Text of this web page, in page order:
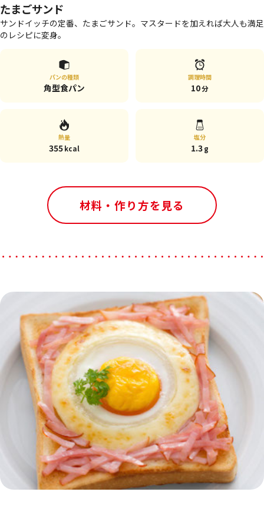
たまごサンド
サンドイッチの定番、たまごサンド。マスタードを加えれば大人も満足
のレシピに変身。
パンの種類
角型食パン
調理時間
10分
熱量
355kcal
塩分
1.3g
材料・作り方を見る